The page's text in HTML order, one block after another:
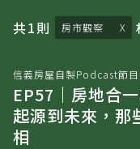
共1則 房市觀察
信義房屋自製Podcast節目
EP57｜房地合
起源到未來，那
相